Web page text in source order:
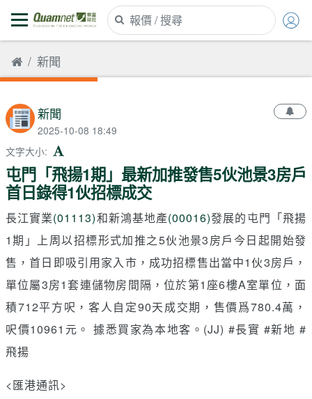
新聞
新聞
2025-10-08 18:49
文字大小:
屯門「飛揚1期」最新加推發售5伙池景3房戶
首日錄得1伙招標成交
長江實業(01113)和新鴻基地產(00016)發展的屯門「飛揚
1期」上周以招標形式加推之5伙池景3房戶今日起開始發
售，首日即吸引用家入市，成功招標售出當中1伙3房戶，
單位屬3房1套連儲物房間隔，位於第1座6樓A室單位，面
積712平方呎，客人自定90天成交期，售價爲780.4萬，
呎價10961元。 據悉買家為本地客。(JJ) #長實 #新地 #
飛揚
<匯港通訊>